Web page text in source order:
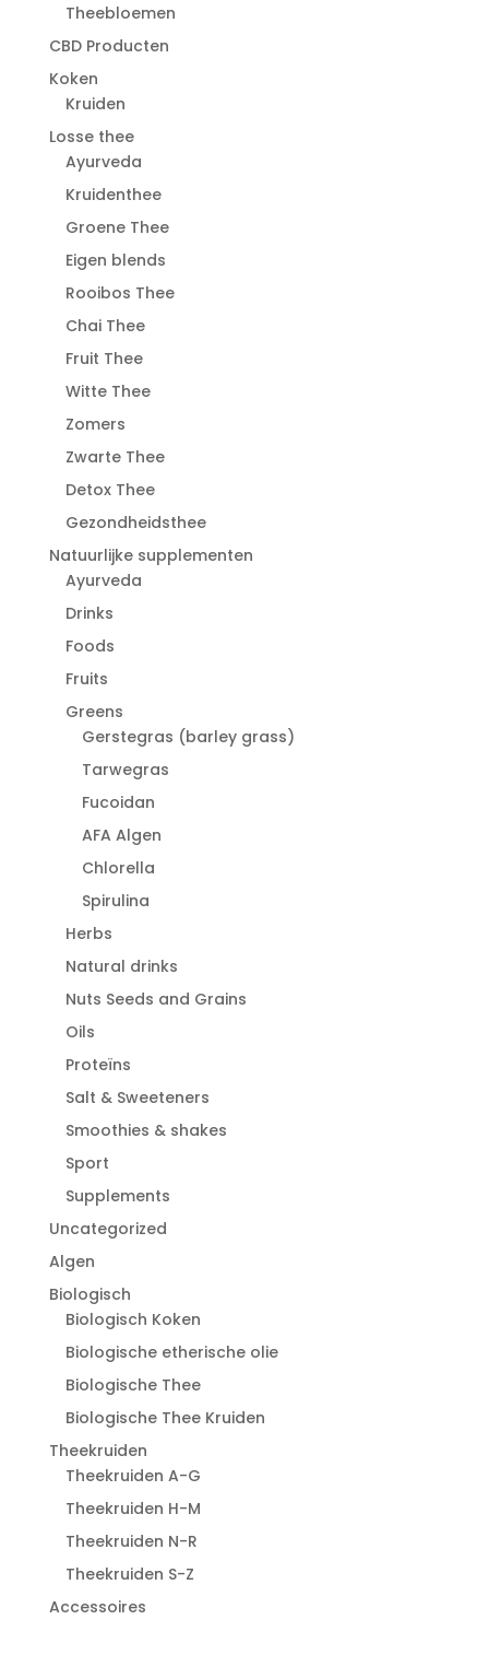
Theebloemen
CBD Producten
Koken
Kruiden
Losse thee
Ayurveda
Kruidenthee
Groene Thee
Eigen blends
Rooibos Thee
Chai Thee
Fruit Thee
Witte Thee
Zomers
Zwarte Thee
Detox Thee
Gezondheidsthee
Natuurlijke supplementen
Ayurveda
Drinks
Foods
Fruits
Greens
Gerstegras (barley grass)
Tarwegras
Fucoidan
AFA Algen
Chlorella
Spirulina
Herbs
Natural drinks
Nuts Seeds and Grains
Oils
Proteïns
Salt & Sweeteners
Smoothies & shakes
Sport
Supplements
Uncategorized
Algen
Biologisch
Biologisch Koken
Biologische etherische olie
Biologische Thee
Biologische Thee Kruiden
Theekruiden
Theekruiden A-G
Theekruiden H-M
Theekruiden N-R
Theekruiden S-Z
Accessoires